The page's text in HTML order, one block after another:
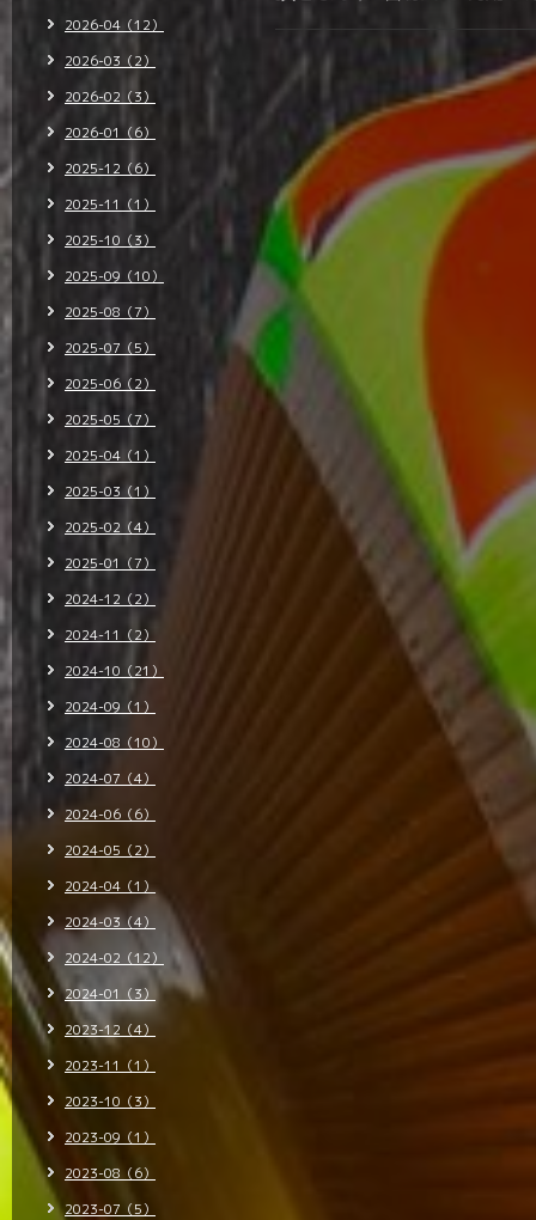
2026-04（12）
2026-03（2）
2026-02（3）
2026-01（6）
2025-12（6）
2025-11（1）
2025-10（3）
2025-09（10）
2025-08（7）
2025-07（5）
2025-06（2）
2025-05（7）
2025-04（1）
2025-03（1）
2025-02（4）
2025-01（7）
2024-12（2）
2024-11（2）
2024-10（21）
2024-09（1）
2024-08（10）
2024-07（4）
2024-06（6）
2024-05（2）
2024-04（1）
2024-03（4）
2024-02（12）
2024-01（3）
2023-12（4）
2023-11（1）
2023-10（3）
2023-09（1）
2023-08（6）
2023-07（5）